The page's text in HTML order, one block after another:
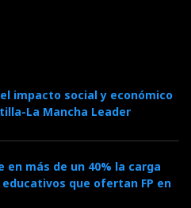
impacto social y económico
La Mancha Leader
en más de un 40% la carga
que ofertan FP en